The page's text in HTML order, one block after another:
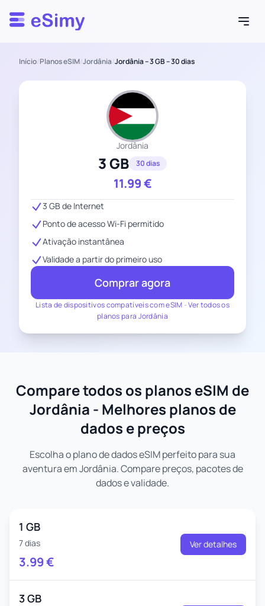
Esimy
Início/Planos eSIM/Jordânia/Jordânia – 3 GB – 30 dias
Jordânia
3 GB 30 dias
11.99€
Lista de dispositivos compatíveis com eSIM -Ver todos os
planos para Jordânia
3 GB de Internet
Ponto de acesso Wi-Fi permitido
Ativação instantânea
Validade a partir do primeiro uso
Comprar agora
Compare todos os planos eSIM de
Jordânia - Melhores planos de
dados e preços
Escolha o plano de dados eSIM perfeito para sua
aventura em Jordânia. Compare preços, pacotes de
dados e validade.
1 GB
7 dias
3.99€
Ver detalhes
3 GB